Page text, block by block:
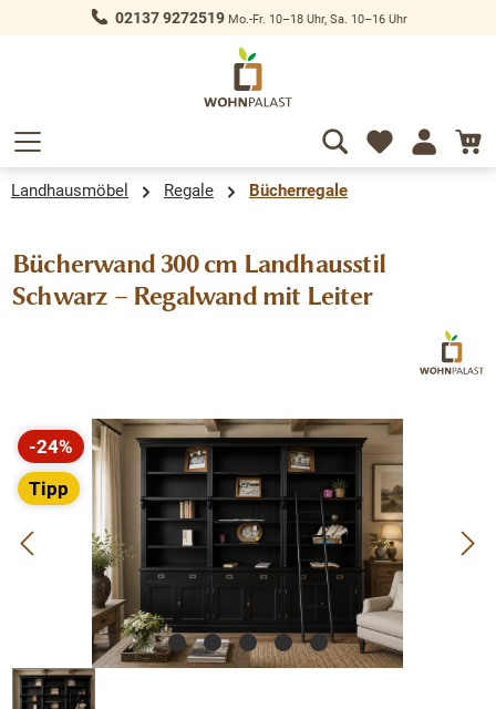
springen 02137 9272519Mo.-Fr. 10–18 Uhr, Sa. 10–16 Uhr
Landhausmöbel Regale Bücherregale
Bücherwand 300 cm Landhausstil
Schwarz – Regalwand mit Leiter
Bildergalerie überspringen
-24%
Rabatt
Tipp